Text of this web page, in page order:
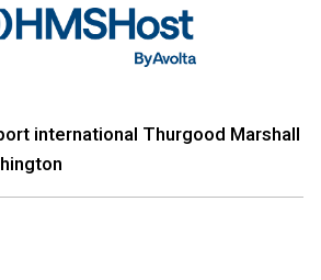
international Thurgood Marshall